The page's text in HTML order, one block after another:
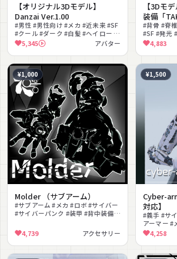
【オリジナル3Dモデル】
Danzai Ver.1.00
#男性 #男性向け #メカ #近未来 #SF
#クール #ダーク #白髪 #ヘイロー #
メカパーツ
5,345 アバター
【3Dモ
装備「
数アバタ
#背骨 #脊
#SF #発光
ニカル #ク
4,883
¥1,000
Molder （サブアーム）
#サブアーム #メカ #ロボ #サイバー
#サイバーパンク #装甲 #背中装備 #
4,739 アクセサリー
¥1,500
Cyber-
対応】
#義手 #サ
アーマー #
ル #発光
対応
4,258